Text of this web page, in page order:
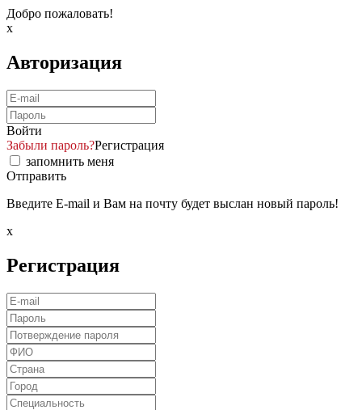
Добро пожаловать!
x
Авторизация
Войти
Забыли пароль?Регистрация
запомнить меня
Отправить
Введите E-mail и Вам на почту будет выслан новый пароль!
x
Регистрация